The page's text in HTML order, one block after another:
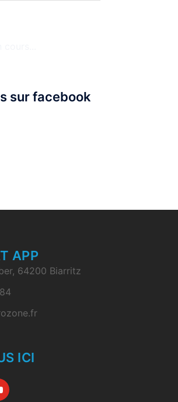
sur facebook
APP
64200 Biarritz
ICI